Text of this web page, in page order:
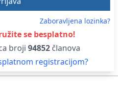
Zaboravljena lozinka?
se besplatno!
broji 94852članova
registracijom?